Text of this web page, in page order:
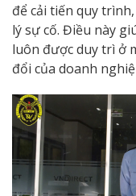
để cải tiến quy
lý sự cố. Điều này
luôn được duy trì ở
đổi của doanh